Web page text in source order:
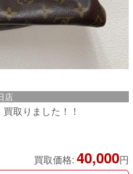
店
取りました！！
買取価格: 40,000円